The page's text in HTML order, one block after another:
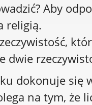
Aby
religią.
dwie
dokonuje się
na tym, że